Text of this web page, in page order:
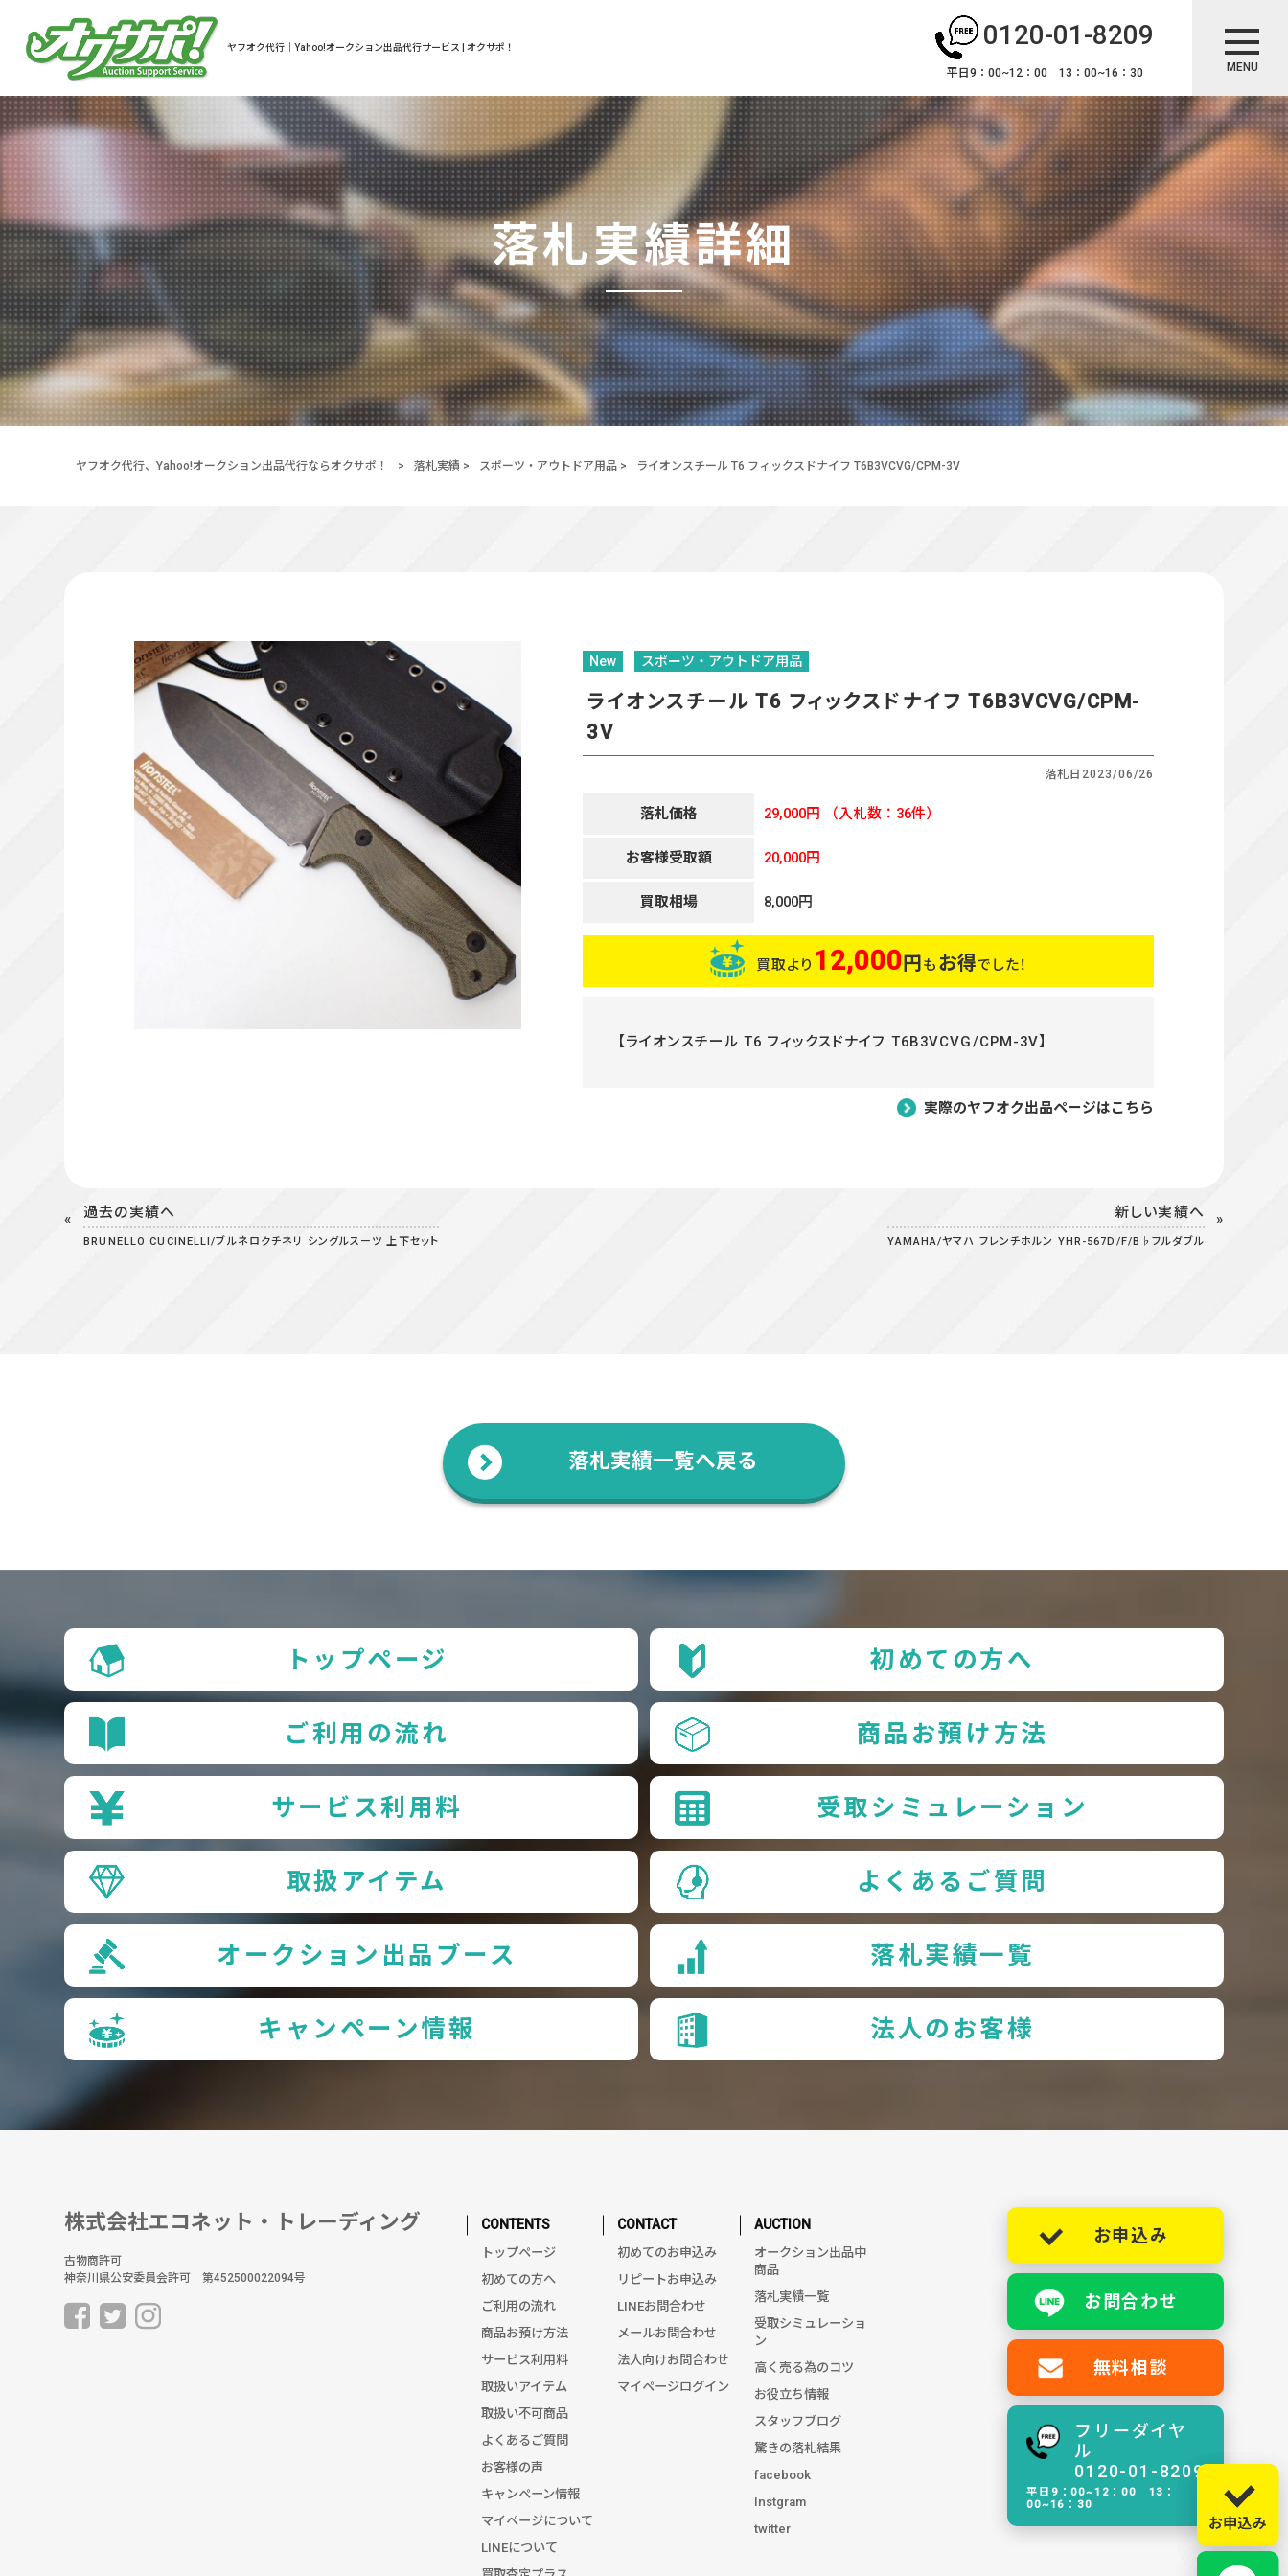
ヤフオク代行｜Yahoo!オークション出品代行サービス | オクサポ！ 0120-01-8209
平日9：00~12：00 13：00~16：30 MENU
落札実績詳細
ヤフオク代行、Yahoo!オークション出品代行ならオクサポ！ > 落札実績 > スポーツ・アウトドア用品> ライオンスチール T6 フィックスドナイフ T6B3VCVG/CPM-3V
New スポーツ・アウトドア用品
ライオンスチール T6 フィックスドナイフ T6B3VCVG/CPM-
3V
落札日 2023/06/26
落札価格 29,000円 （入札数：36件）
お客様受取額 20,000円
買取相場 8,000円
買取より 12,000円も お得でした！
【ライオンスチール T6 フィックスドナイフ T6B3VCVG/CPM-3V】
実際のヤフオク出品ページはこちら
過去の実績へ
BRUNELLO CUCINELLI/ブルネロクチネリ シングルスーツ 上下セット
新しい実績へ
YAMAHA/ヤマハ フレンチホルン YHR-567D/F/B♭フルダブル
落札実績一覧へ戻る
トップページ 初めての方へ
ご利用の流れ 商品お預け方法
サービス利用料 受取シミュレーション
取扱アイテム よくあるご質問
オークション出品ブース 落札実績一覧
キャンペーン情報 法人のお客様
株式会社エコネット・トレーディング
古物商許可
神奈川県公安委員会許可 第452500022094号
CONTENTS
トップページ
初めての方へ
ご利用の流れ
商品お預け方法
サービス利用料
取扱いアイテム
取扱い不可商品
よくあるご質問
お客様の声
キャンペーン情報
マイページについて
LINEについて
CONTACT
初めてのお申込み
リピートお申込み
LINEお問合わせ
メールお問合わせ
法人向けお問合わせ
マイページログイン
AUCTION
オークション出品中
商品
落札実績一覧
受取シミュレーショ
ン
高く売る為のコツ
お役立ち情報
スタッフブログ
驚きの落札結果
facebook
Instgram
twitter
お申込み
お問合わせ
無料相談
フリーダイヤ
ル
0120-01-8209
平日9：00~12：00 13：
00~16：30